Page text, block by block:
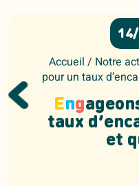
Accueil / Notre
pour un taux
Eng
taux
et